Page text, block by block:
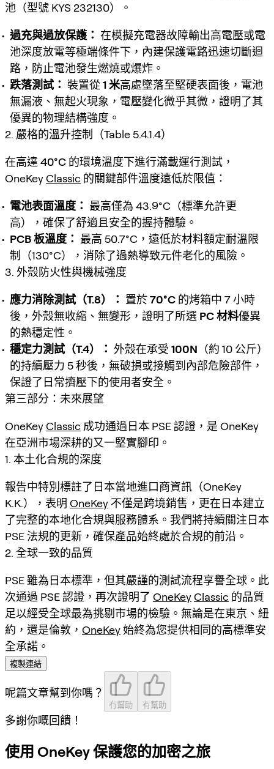
池 （型號 KYS 232130）。
過充與過放保護： 在模擬充電器故障輸出高電壓或電
池深度放電等極端條件下，內建保護電路迅速切斷迴
路，防止電池發生燃燒或爆炸。
跌落測試： 裝置從1 米高處墜落至堅硬表面後，電池
無漏液、無起火現象，電壓變化微乎其微，證明了其
優異的物理結構強度。
2. 嚴格的溫升控制（Table 5.4.1.4）
在高達 40°C 的環境溫度下進行滿載運行測試，
OneKeyClassic 的關鍵部件溫度遠低於限值：
電池表面溫度： 最高僅為 43.9°C（標準允許更
高），確保了舒適且安全的握持體驗。
PCB 板溫度： 最高 50.7°C，遠低於材料額定耐溫限
制（130°C），消除了過熱導致元件老化的風險。
3. 外殼防火性與機械強度
應力消除測試（T.8）： 置於70°C 的烤箱中 7 小時
後，外殼無收縮、無變形，證明了所選 PC 材料優異
的熱穩定性。
穩定力測試（T.4）： 外殼在承受 100N （約 10 公斤）
的持續壓力 5 秒後，無破損或接觸到內部危險部件，
保證了日常擠壓下的使用者安全。
第三部分：未來展望
OneKeyClassic 成功通過日本 PSE 認證，是 OneKey
在亞洲市場深耕的又一堅實腳印。
1. 本土化合規的深度
報告中特別標註了日本當地進口商資訊（OneKey
K.K.），表明 OneKey 不僅是跨境銷售，更在日本建立
了完整的本地化合規與服務體系。我們將持續關注日本
PSE 法規的更新，確保產品始終處於合規的前沿。
2. 全球一致的品質
PSE 雖為日本標準，但其嚴謹的測試流程享譽全球。此
次通過 PSE 認證，再次證明了 OneKeyClassic 的品質
足以經受全球最為挑剔市場的檢驗。無論是在東京、紐
約，還是倫敦， OneKey始終為您提供相同的高標準安
全承諾。
複製連結
呢篇文章幫到你嗎？
冇幫助 有幫助
多謝你嘅回饋！
使用 OneKey 保護您的加密之旅